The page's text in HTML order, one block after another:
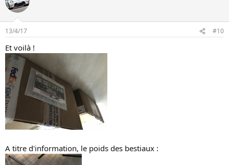
13/4/17 #10
Et voilà !
A titre d'information, le poids des bestiaux :